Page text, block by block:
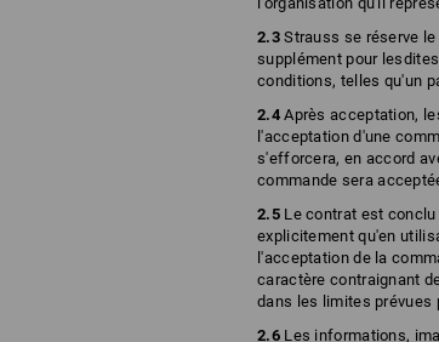
2.3Strauss se réserve
supplément pour
conditions, telles qu'un
2.4Après acceptation,
l'acceptation d'une
s'efforcera, en accord
commande sera
2.5 Le contrat est
explicitement qu'en
l'acceptation de la
caractère contraignant
dans les limites prévues
2.6 Les informations,